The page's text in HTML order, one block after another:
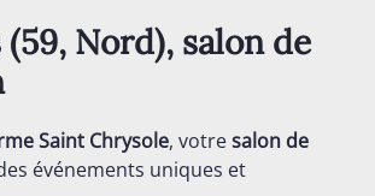
Nord), salon de
Saint Chrysole, votresalon de
événements uniques et